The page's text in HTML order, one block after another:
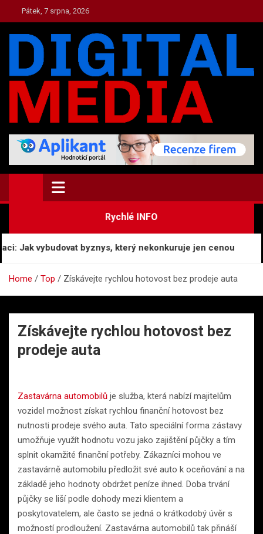
to
content
Pátek, 7 srpna, 2026
TOP.DIGITAL-MEDIA.CZ
Zpravodajství a Media
Rychlé INFO
vybudovat byznys, který nekonkuruje jen cenou
Home Top Získávejte rychlou hotovost bez prodeje auta
Získávejte rychlou hotovost bez
prodeje auta
Zastavárna automobilů je služba, která nabízí majitelům
vozidel možnost získat rychlou finanční hotovost bez
nutnosti prodeje svého auta. Tato speciální forma zástavy
umožňuje využít hodnotu vozu jako zajištění půjčky a tím
splnit okamžité finanční potřeby. Zákazníci mohou ve
zastavárně automobilu předložit své auto k oceňování a na
základě jeho hodnoty obdržet peníze ihned. Doba trvání
půjčky se liší podle dohody mezi klientem a
poskytovatelem, ale často se jedná o krátkodobý úvěr s
možností prodloužení. Zastavárna automobilů tak přináší